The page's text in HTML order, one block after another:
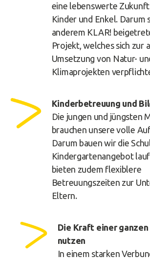
eine lebenswerte
Kinder und Enkel. Darum
anderem KLAR!
Projekt, welches sich zur
Umsetzung von Natur-
Klimaprojekten
Kinderbetreuung und
Die jungen und jüngsten
brauchen unsere volle
Darum bauen wir die
Kindergartenangebot
bieten zudem flexiblere
Betreuungszeiten zur
Eltern.
Die Kraft einer ganzen
nutzen
In einem starken